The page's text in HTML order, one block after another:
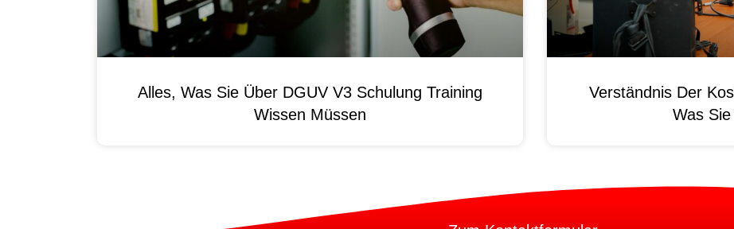
Alles, Was Sie Über DGUV V3 Schulung Training
Wissen Müssen
Verständnis Der
Was